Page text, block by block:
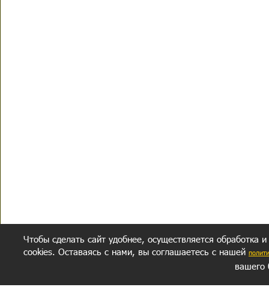
Чтобы сделать сайт удобнее, осуществляется обработка
cookies. Оставаясь с нами, вы соглашаетесь с нашей
вашего